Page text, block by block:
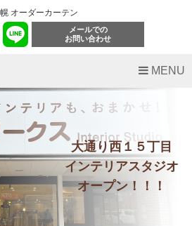
オーダーカーテン
メールでの
お問い合わせ
MENU
大通り西１５丁目
インテリアスタジオ
オープン！！！